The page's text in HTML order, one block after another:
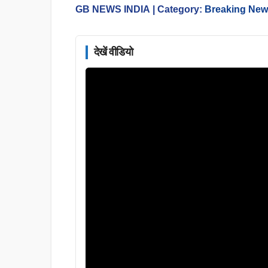
GB NEWS INDIA | Category: Breaking
देखें वीडियो